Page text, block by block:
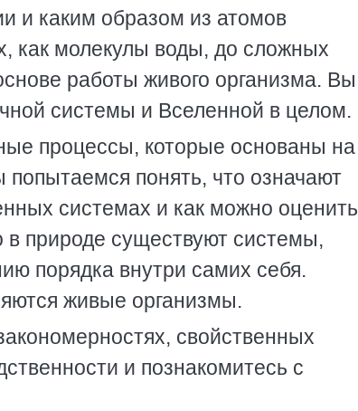
и каким образом из атомов
как молекулы воды, до сложных
работы живого организма. Вы
системы и Вселенной в целом.
процессы, которые основаны на
понять, что означают
системах и как можно оценить
в природе существуют системы,
порядка внутри самих себя.
живые организмы.
свойственных
и познакомитесь с